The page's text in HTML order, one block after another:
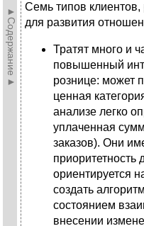
►Содержание►
Семь типов
для развития
Тратят много и
повышенный
рознице: может
ценная
анализе легко
уплаченная
заказов). Они
ориентируется
создать
состоянием
внесении